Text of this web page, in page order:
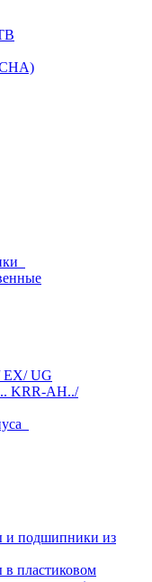
UG
KRR-AH../
и подшипники из
пластиковом